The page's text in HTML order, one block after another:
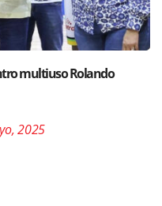
del Ministro de Cultura
26 mayo, 2025